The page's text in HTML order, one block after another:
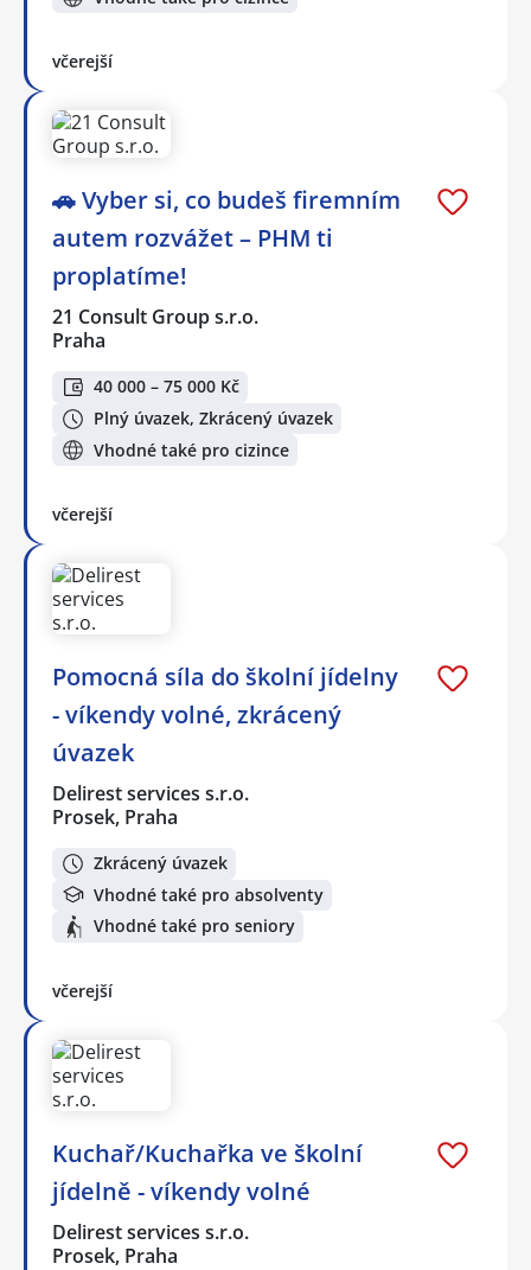
včerejší
🚗 Vyber si, co budeš firemním
autem rozvážet – PHM ti
proplatíme!
21 Consult Group s.r.o.
Praha
40 000 – 75 000 Kč
Plný úvazek, Zkrácený úvazek
Vhodné také pro cizince
včerejší
Pomocná síla do školní jídelny
- víkendy volné, zkrácený
úvazek
Delirest services s.r.o.
Prosek, Praha
Zkrácený úvazek
Vhodné také pro absolventy
Vhodné také pro seniory
včerejší
Kuchař/Kuchařka ve školní
jídelně - víkendy volné
Delirest services s.r.o.
Prosek, Praha